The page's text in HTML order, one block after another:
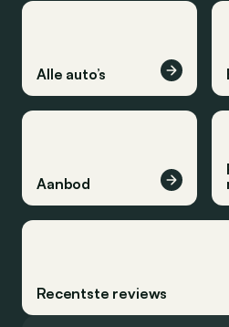
Alle auto’s
Aanbod
Recentste reviews